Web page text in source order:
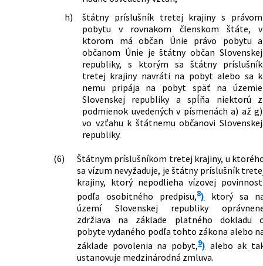
h)
štátny príslušník tretej krajiny s právom
pobytu v rovnakom členskom štáte, v
ktorom má občan Únie právo pobytu a
občanom Únie je štátny občan Slovenskej
republiky, s ktorým sa štátny príslušník
tretej krajiny navráti na pobyt alebo sa k
nemu pripája na pobyt späť na územie
Slovenskej republiky a spĺňa niektorú z
podmienok uvedených v písmenách a) až g)
vo vzťahu k štátnemu občanovi Slovenskej
republiky.
(6)
Štátnym príslušníkom tretej krajiny, u
sa vízum nevyžaduje, je štátny príslušník
krajiny, ktorý nepodlieha vízovej
podľa osobitného predpisu,8) ktorý sa
území Slovenskej republiky
zdržiava na základe platného dokladu
pobyte vydaného podľa tohto zákona alebo
základe povolenia na pobyt,9) alebo ak
ustanovuje medzinárodná zmluva.